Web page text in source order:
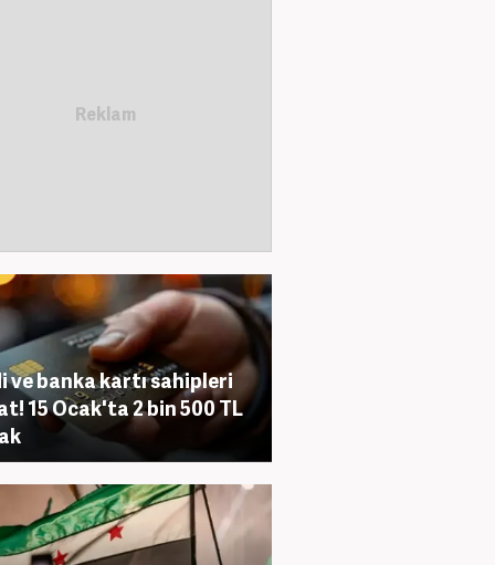
ve banka kartı sahipleri
15 Ocak'ta 2 bin 500 TL